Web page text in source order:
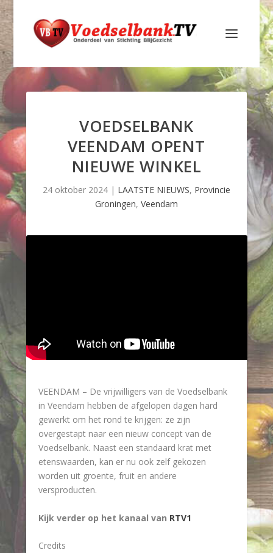
VOEDSELBANK
VEENDAM OPENT
NIEUWE WINKEL
24 oktober 2024| LAATSTE NIEUWS, Provincie
Groningen, Veendam
VEENDAM – De vrijwilligers van de Voedselbank
in Veendam hebben de afgelopen dagen hard
gewerkt om het rond te krijgen: ze zijn
overgestapt naar een nieuw concept van de
Voedselbank. Naast een standaard krat met
etenswaarden, kan er nu ook zelf gekozen
worden uit groente, fruit en andere
versproducten.
Kijk verder op het kanaal van RTV1
Credits